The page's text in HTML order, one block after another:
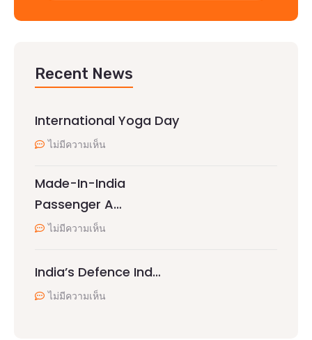
Recent News
International Yoga Day
ไม่มีความเห็น
Made-In-India
Passenger A…
ไม่มีความเห็น
India’s Defence Ind…
ไม่มีความเห็น